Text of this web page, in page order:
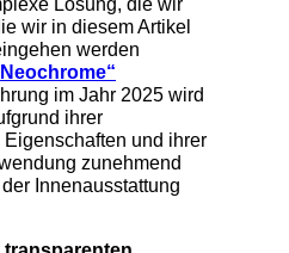
wir in diesem Artikel
werden
im Jahr 2025 wird
ihrer
und ihrer
zunehmend
Innenausstattung